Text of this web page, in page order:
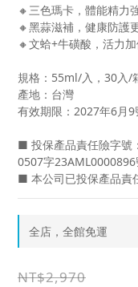
🔸三色瑪卡，體能精力
🔸黑蒜滋補，健康防護
🔸文蛤+牛磺酸，活力
規格：55ml/入，30入/
產地：台灣
有效期限：2027年6月9
■ 投保產品責任險字號
0507字23AML0000896
■ 本公司已投保產品責
全店，全館免運
NT$2,970